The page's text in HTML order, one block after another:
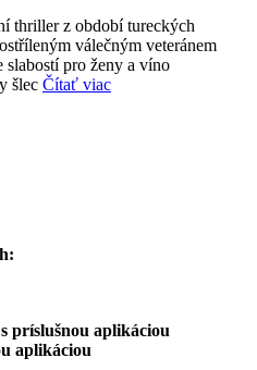
thriller z období tureckých
válečným veteránem
slabostí pro ženy a víno
šlec Čítať viac
príslušnou aplikáciou
aplikáciou